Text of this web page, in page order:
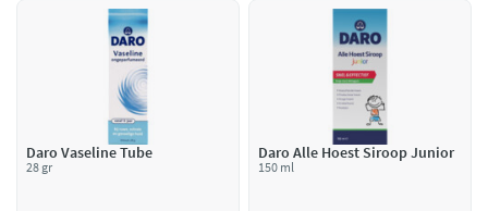
Daro Vaseline Tube
28 gr
Daro Alle Hoest Siroop Junior
150 ml